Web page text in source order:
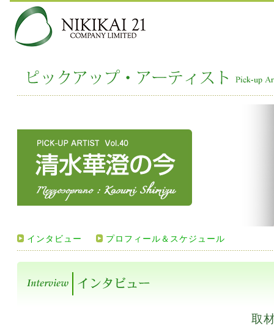
インタビュー プロフィール＆スケジュール
取